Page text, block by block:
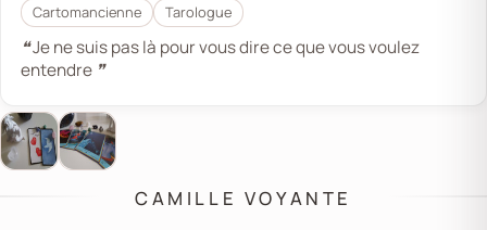
CAMILLE VOYANTE
Cartomancienne Tarologue
❝ Je ne suis pas là pour vous dire ce que vous voulez
entendre ❞